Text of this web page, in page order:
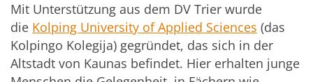
Mit Unterstützung aus dem DV Trier wurde
die Kolping University of Applied Sciences (das
Kolpingo Kolegija) gegründet, das sich in der
Altstadt von Kaunas befindet. Hier erhalten junge